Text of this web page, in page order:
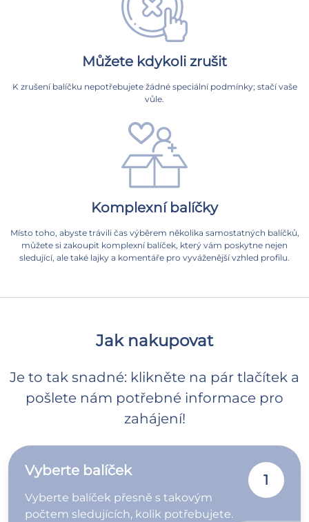
Můžete kdykoli zrušit
K zrušení balíčku nepotřebujete žádné speciální podmínky; stačí vaše
vůle.
Komplexní balíčky
Místo toho, abyste trávili čas výběrem několika samostatných balíčků,
můžete si zakoupit komplexní balíček, který vám poskytne nejen
sledující, ale také lajky a komentáře pro vyváženější vzhled profilu.
Jak nakupovat
Je to tak snadné: klikněte na pár tlačítek a
pošlete nám potřebné informace pro
zahájení!
Vyberte balíček
Vyberte balíček přesně s takovým
počtem sledujících, kolik potřebujete.
1